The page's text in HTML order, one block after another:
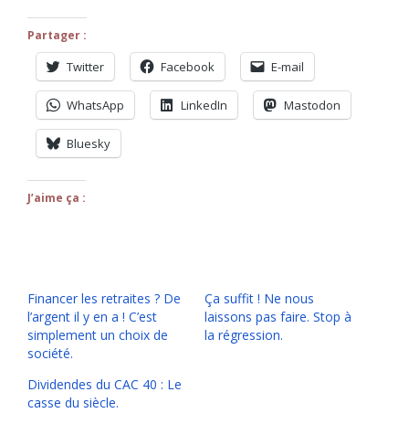
Partager :
Twitter Facebook E-mail
WhatsApp LinkedIn Mastodon
Bluesky
J’aime ça :
Financer les retraites ? De
l’argent il y en a ! C’est
simplement un choix de
société.
Ça suffit ! Ne nous
laissons pas faire. Stop à
la régression.
Dividendes du CAC 40 : Le
casse du siècle.